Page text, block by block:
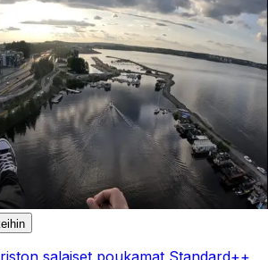
salaiset poukamat Standard++